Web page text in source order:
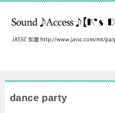
dance party